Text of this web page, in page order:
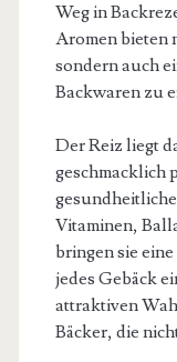
Weg in
Aromen bieten
sondern auch
Backwaren zu
Der Reiz liegt
geschmacklich
Vitaminen,
bringen sie
jedes Gebäck
attraktiven
Bäcker, die